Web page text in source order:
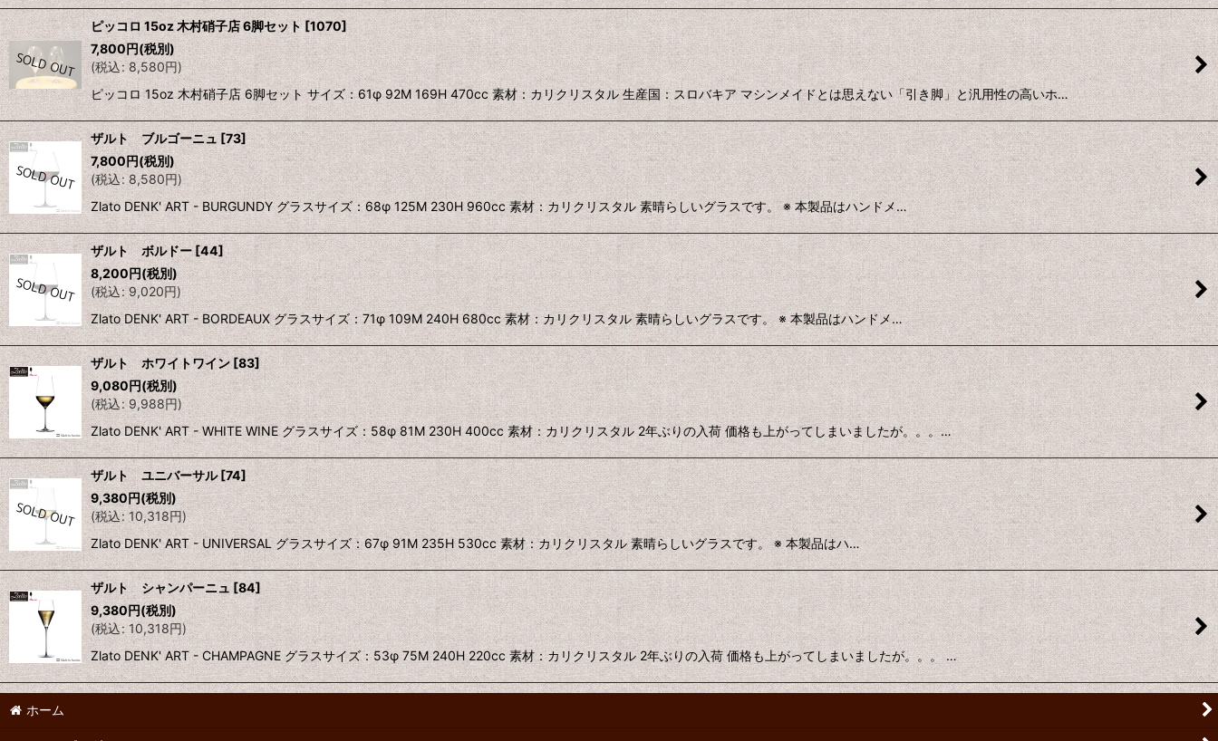
ピッコロ 15oz 木村硝子店 6脚セット [1070]
7,800円(税別)
(税込: 8,580円)
ピッコロ 15oz 木村硝子店 6脚セット サイズ：61φ 92M 169H 470cc 素材：カリクリスタル 生産国：スロバキア マシンメイドとは思えない「引き脚」と汎用性の高いホ…
ザルト ブルゴーニュ [73]
7,800円(税別)
(税込: 8,580円)
Zlato DENK' ART - BURGUNDY グラスサイズ：68φ 125M 230H 960cc 素材：カリクリスタル 素晴らしいグラスです。 ※ 本製品はハンドメ…
ザルト ボルドー [44]
8,200円(税別)
(税込: 9,020円)
Zlato DENK' ART - BORDEAUX グラスサイズ：71φ 109M 240H 680cc 素材：カリクリスタル 素晴らしいグラスです。 ※ 本製品はハンドメ…
ザルト ホワイトワイン [83]
9,080円(税別)
(税込: 9,988円)
Zlato DENK' ART - WHITE WINE グラスサイズ：58φ 81M 230H 400cc 素材：カリクリスタル 2年ぶりの入荷 価格も上がってしまいましたが。。。…
ザルト ユニバーサル [74]
9,380円(税別)
(税込: 10,318円)
Zlato DENK' ART - UNIVERSAL グラスサイズ：67φ 91M 235H 530cc 素材：カリクリスタル 素晴らしいグラスです。 ※ 本製品はハ…
ザルト シャンパーニュ [84]
9,380円(税別)
(税込: 10,318円)
Zlato DENK' ART - CHAMPAGNE グラスサイズ：53φ 75M 240H 220cc 素材：カリクリスタル 2年ぶりの入荷 価格も上がってしまいましたが。。。 …
ホーム